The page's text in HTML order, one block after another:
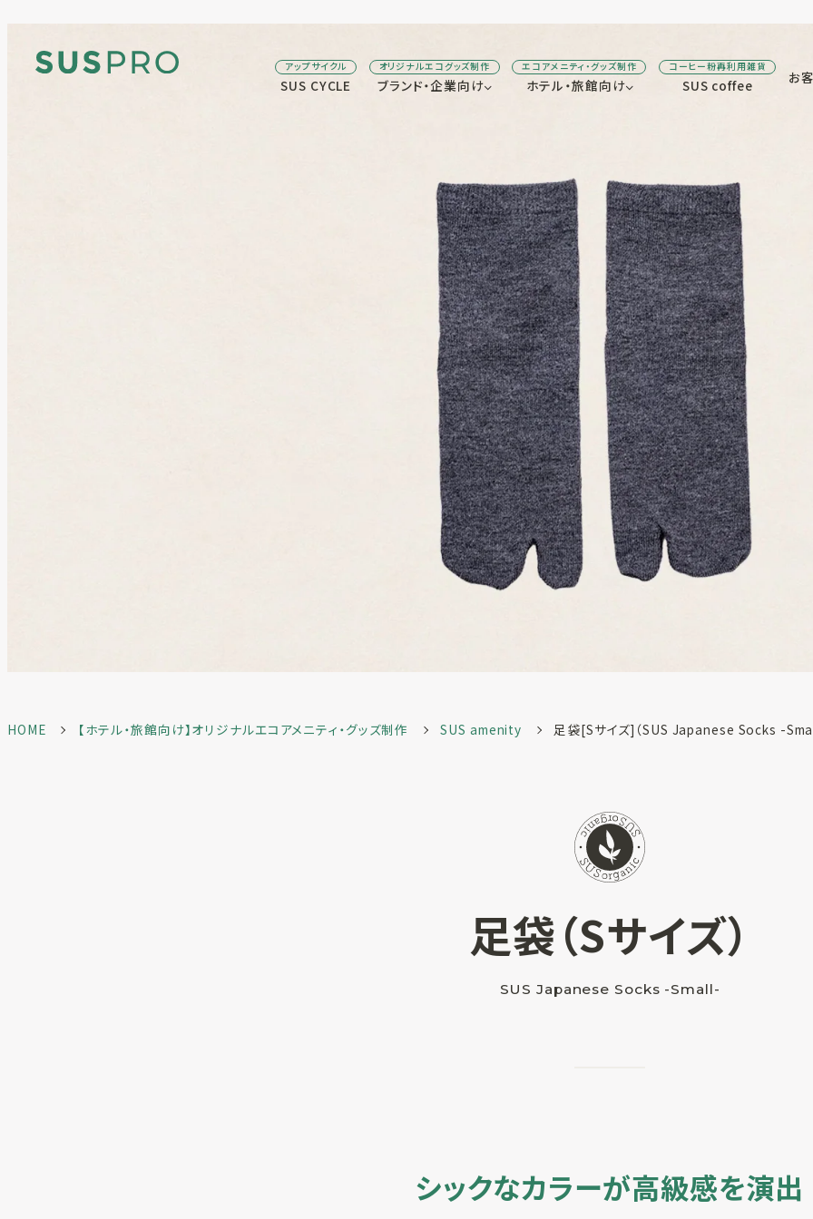
アップサイクル
SUS CYCLE
オリジナルエコグッズ制作
ブランド・企業向け
エコアメニティ・グッズ制作
ホテル・旅館向け
コーヒー粉再利用雑貨
SUS coffee お
HOME 【ホテル・旅館向け】オリジナルエコアメニティ・グッズ制作 SUS amenity 足袋[Sサイズ]（SUS Japanese Socks -
足袋（Sサイズ）
SUS Japanese Socks -Small-
シックなカラーが高級感を演出